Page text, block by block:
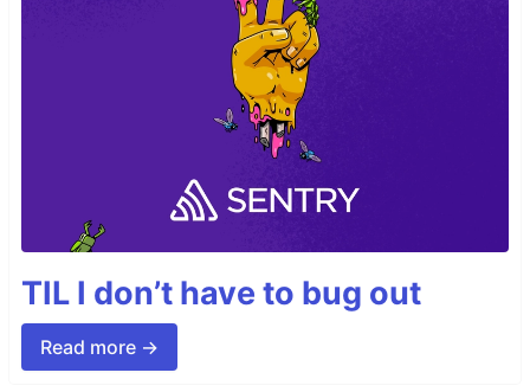
TIL I don’t have to bug out
Read more →